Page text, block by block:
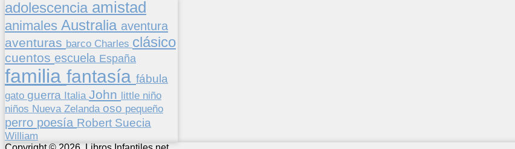
adolescencia amistad
animales Australia aventura
aventuras barco Charles clásico
cuentos escuela España
familia fantasía fábula
gato guerra Italia John little niño
niños Nueva Zelanda oso pequeño
perro poesía Robert Suecia
William